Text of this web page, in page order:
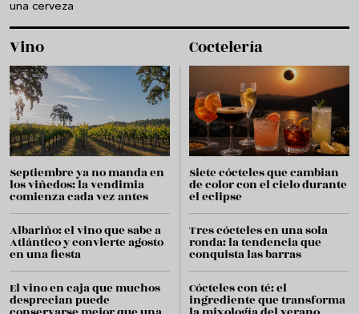
una cerveza
Vino
Septiembre ya no manda en
los viñedos: la vendimia
comienza cada vez antes
Albariño: el vino que sabe a
Atlántico y convierte agosto
en una fiesta
El vino en caja que muchos
desprecian puede
Coctelería
Siete cócteles que cambian
de color con el cielo durante
el eclipse
Tres cócteles en una sola
ronda: la tendencia que
conquista las barras
Cócteles con té: el
ingrediente que transforma